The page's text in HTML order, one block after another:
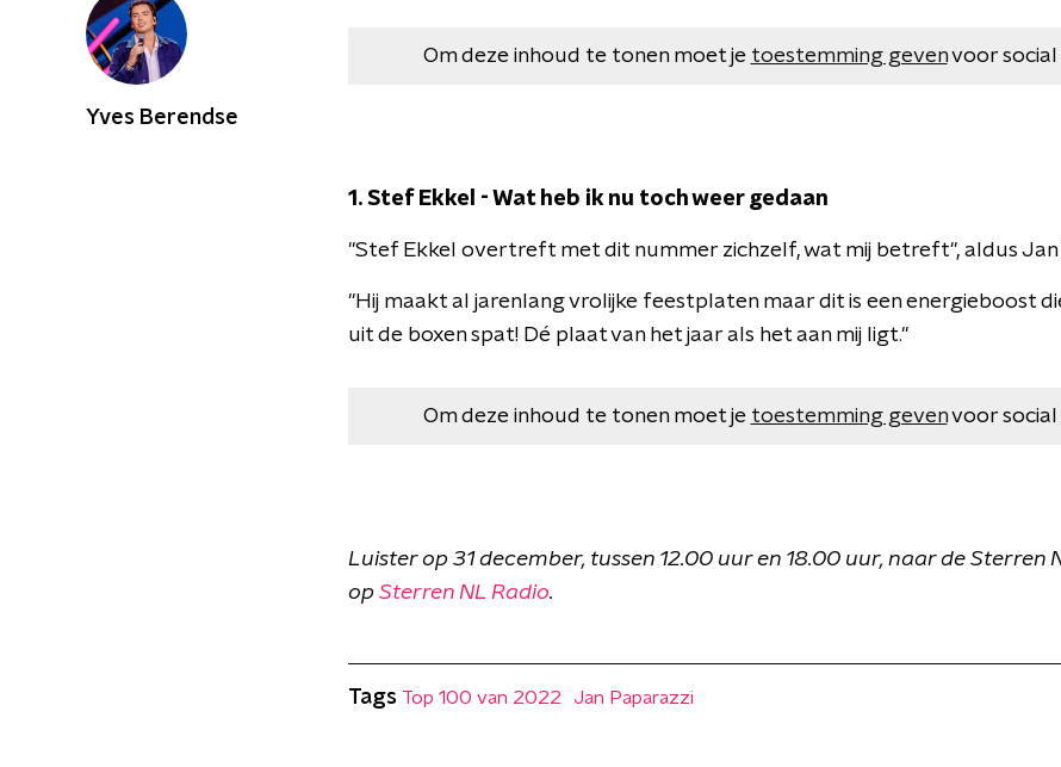
Om deze inhoud te tonen moet je toestemming gevenvoor social
1. Stef Ekkel - Wat heb ik nu toch weer gedaan
"Stef Ekkel overtreft met dit nummer zichzelf, wat mij betreft", aldus Jan
"Hij maakt al jarenlang vrolijke feestplaten maar dit is een energieboost
uit de boxen spat! Dé plaat van het jaar als het aan mij ligt."
Om deze inhoud te tonen moet je toestemming gevenvoor social
Luister op 31 december, tussen 12.00 uur en 18.00 uur, naar de Sterren
op Sterren NL Radio.
Yves Berendse
Tags Top 100 van 2022 Jan Paparazzi